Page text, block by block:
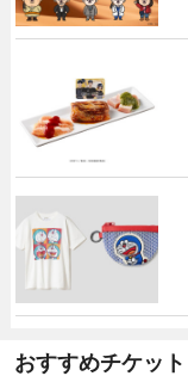
おすすめチケット